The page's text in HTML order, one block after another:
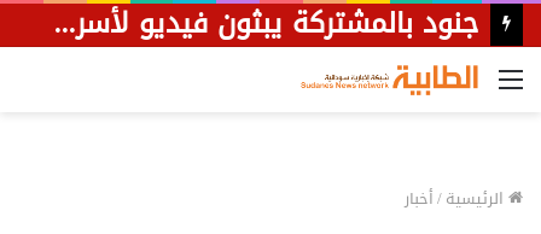
القائمة
الرئيسية/أخبار